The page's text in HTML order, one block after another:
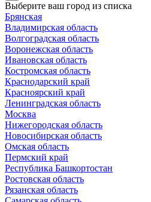
Выберите ваш город из списка
Брянская
Владимирская область
Волгоградская область
Воронежская область
Ивановская область
Костромская область
Краснодарский край
Красноярский край
Ленинградская область
Москва
Нижегородская область
Новосибирская область
Омская область
Пермский край
Республика Башкортостан
Ростовская область
Рязанская область